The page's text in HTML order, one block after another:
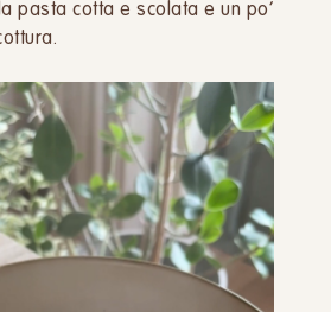
pasta cotta e scolata e un po’